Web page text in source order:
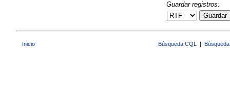
Guardar registros:
Guardar
Inicio Búsqueda CQL